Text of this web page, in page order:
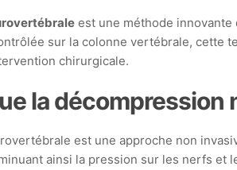
est une méthode
sur la colonne vertébrale, cette
chirurgicale.
la décompression
est une approche non
ainsi la pression sur les nerfs et